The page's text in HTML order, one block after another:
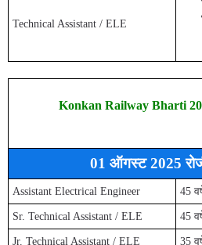
Technical Assistant / ELE
Konkan Railway Bharti
01 ऑगस्ट 2025 रोजी
Assistant Electrical Engineer 45
Sr. Technical Assistant / ELE 45
Jr. Technical Assistant / ELE 35